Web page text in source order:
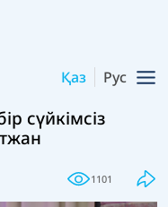
Қаз Рус
сүйкімсіз
1101